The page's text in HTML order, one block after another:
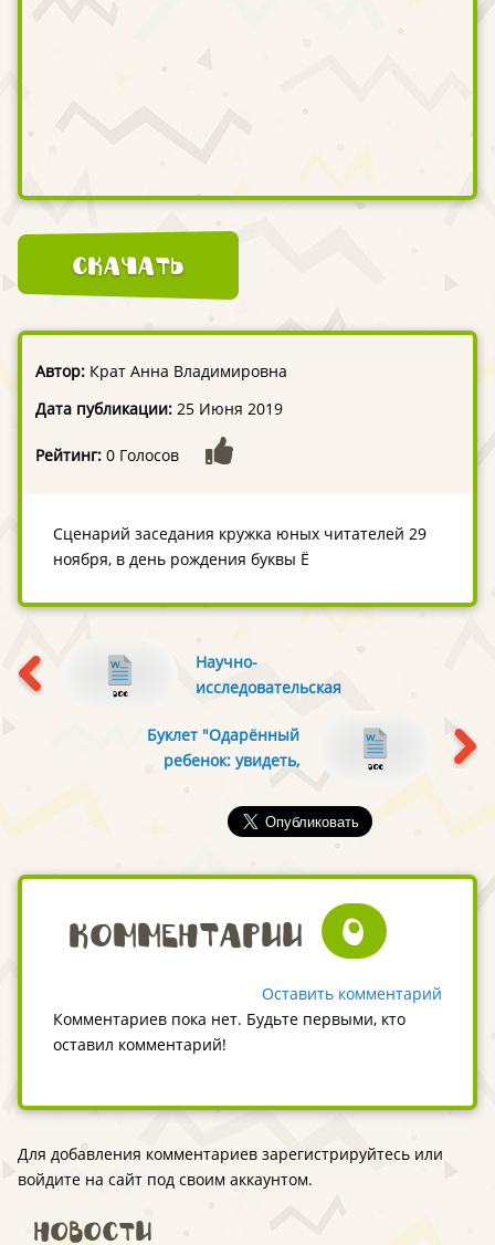
Скачать
Автор: Крат Анна Владимировна
Дата публикации: 25 Июня 2019
Рейтинг: 0 Голосов
Сценарий заседания кружка юных читателей 29
ноября, в день рождения буквы Ё
Научно-
исследовательская
вершка и дюйма до
сантиметра»
Буклет "Одарённый
ребенок: увидеть,
поддержать"
Комментарии 0
Оставить комментарий
Комментариев пока нет. Будьте первыми, кто
оставил комментарий!
Для добавления комментариев зарегистрируйтесь или
войдите на сайт под своим аккаунтом.
Новости